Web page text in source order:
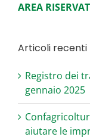
AREA
Articoli recenti
Registro dei
gennaio 2025
aiutare le